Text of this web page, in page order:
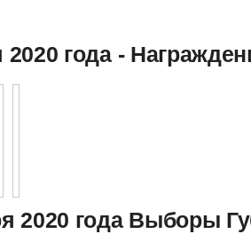
2020 года -
2020 года Выборы